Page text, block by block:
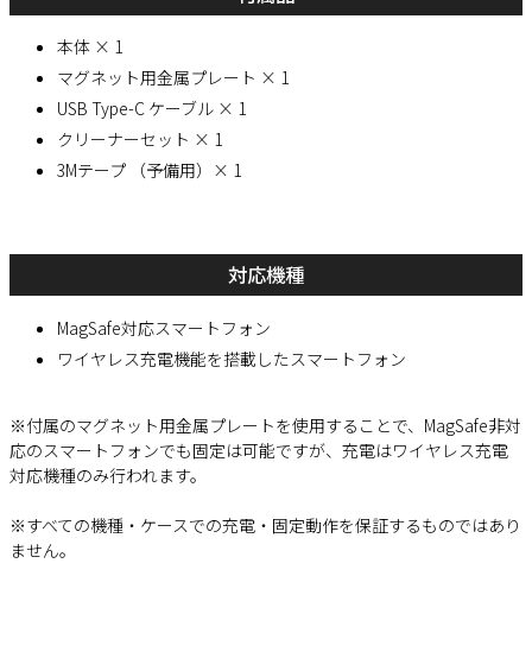
本体 × 1
マグネット用金属プレート × 1
USB Type-C ケーブル × 1
クリーナーセット × 1
3Mテープ （予備用）× 1
対応機種
MagSafe対応スマートフォン
ワイヤレス充電機能を搭載したスマートフォン
※付属のマグネット用金属プレートを使用することで、MagSafe非対
応のスマートフォンでも固定は可能ですが、充電はワイヤレス充電
対応機種のみ行われます。
※すべての機種・ケースでの充電・固定動作を保証するものではあり
ません。